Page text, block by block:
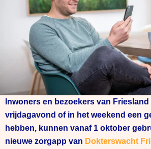
Inwoners en bezoekers van
vrijdagavond of in het weekend een
hebben, kunnen vanaf 1 oktober
nieuwe zorgapp van Dokterswacht